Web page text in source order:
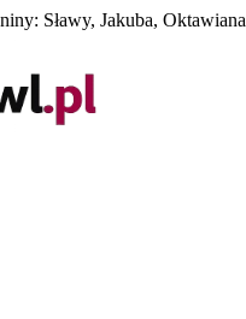
Sławy, Jakuba, Oktawiana